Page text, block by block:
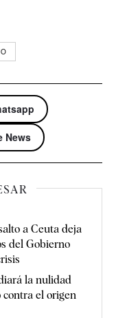
News
a Ceuta deja
del Gobierno
la nulidad
contra el origen